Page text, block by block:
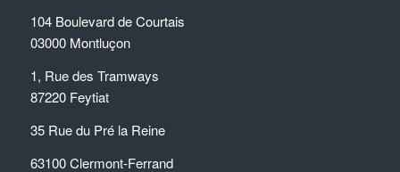
104 Boulevard de Courtais
03000 Montluçon
1, Rue des Tramways
87220 Feytiat
35 Rue du Pré la Reine
63100 Clermont-Ferrand